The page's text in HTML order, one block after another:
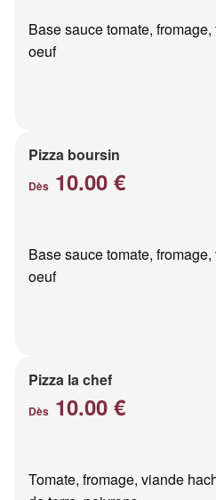
Base sauce tomate,
oeuf
Pizza boursin
Dès 10.00 €
Base sauce tomate,
oeuf
Pizza la chef
Dès 10.00 €
Tomate, fromage, viande